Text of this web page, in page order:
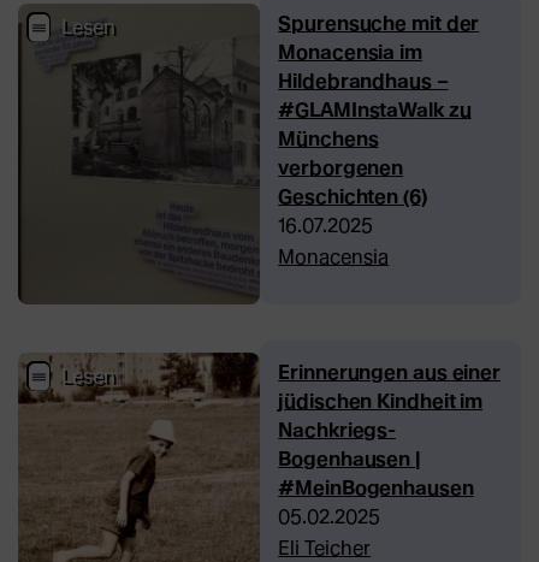
Spurensuche mit der
Monacensia im
Hildebrandhaus –
#GLAMInstaWalk zu
Münchens
verborgenen
Geschichten (6)
16.07.2025
Monacensia
Erinnerungen aus einer
jüdischen Kindheit im
Nachkriegs-
Bogenhausen |
#MeinBogenhausen
05.02.2025
Eli Teicher